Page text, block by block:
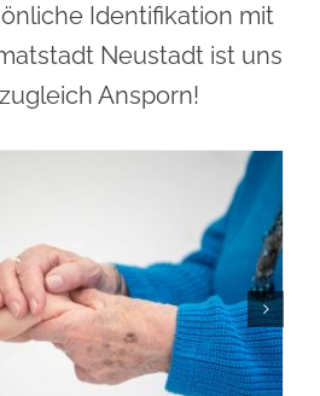
Identifikation mit
Neustadt ist uns
Ansporn!